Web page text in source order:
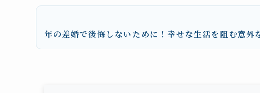
年の差婚で後悔しないために！幸せな生活を阻む意外